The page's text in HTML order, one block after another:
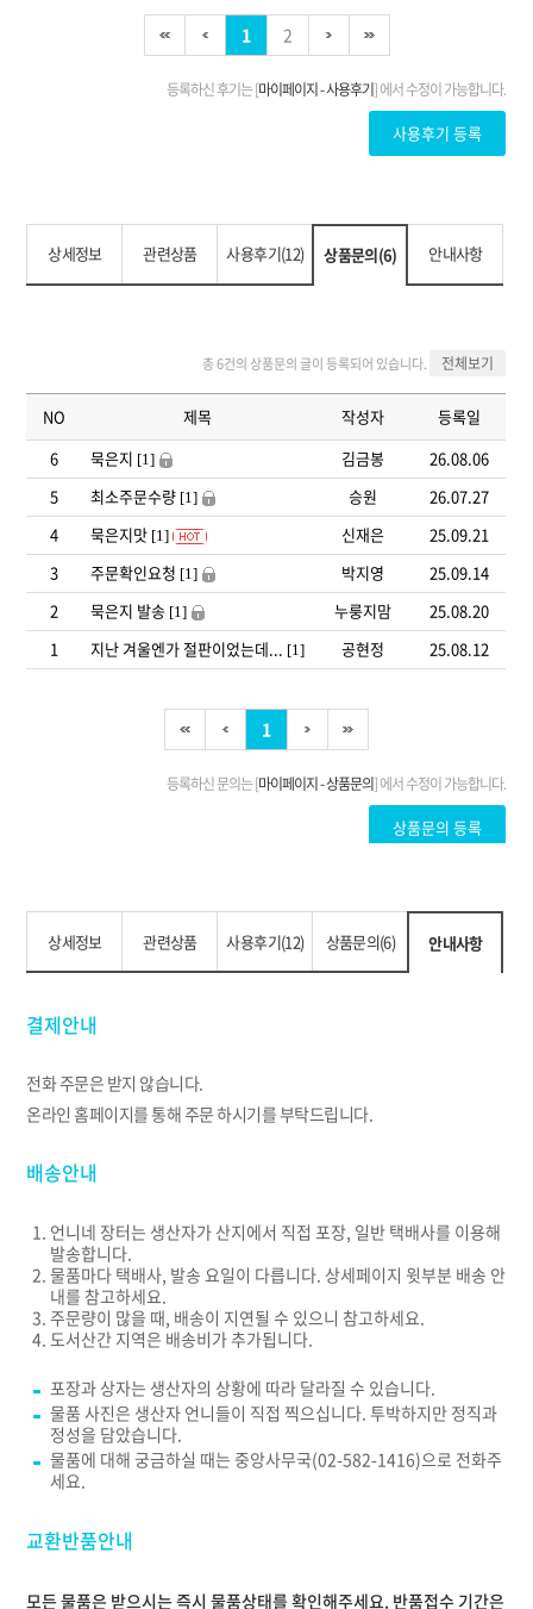
상세정보 관련상품 사용후기(12) 상품문의(6) 안내사항
상세정보 관련상품 사용후기(12) 상품문의(6) 안내사항
결제안내
전화 주문은 받지 않습니다.
온라인 홈페이지를 통해 주문 하시기를 부탁드립니다.
배송안내
언니네 장터는 생산자가 산지에서 직접 포장, 일반 택배사를 이용해
발송합니다.
물품마다 택배사, 발송 요일이 다릅니다. 상세페이지 윗부분 배송 안
내를 참고하세요.
주문량이 많을 때, 배송이 지연될 수 있으니 참고하세요.
도서산간 지역은 배송비가 추가됩니다.
포장과 상자는 생산자의 상황에 따라 달라질 수 있습니다.
물품 사진은 생산자 언니들이 직접 찍으십니다. 투박하지만 정직과
정성을 담았습니다.
물품에 대해 궁금하실 때는 중앙사무국(02-582-1416)으로 전화주
세요.
교환반품안내
모든 물품은 받으시는 즉시 물품상태를 확인해주세요. 반품접수 기간은